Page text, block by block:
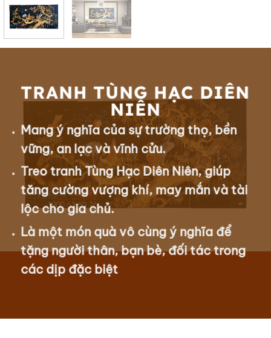
TRANH TÙNG HẠC DIÊN
NIÊN
Mang ý nghĩa của sự trường thọ, bền
vững, an lạc và vĩnh cửu.
Treo tranh Tùng Hạc Diên Niên, giúp
tăng cường vượng khí, may mắn và tài
lộc cho gia chủ.
Là một món quà vô cùng ý nghĩa để
tặng người thân, bạn bè, đối tác trong
các dịp đặc biệt